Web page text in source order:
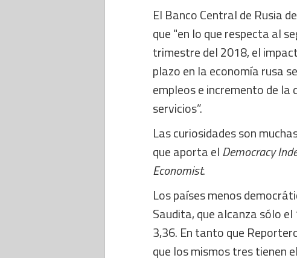
El Banco Central de Rusia
que "en lo que respecta al
trimestre del 2018, el
plazo en la economía rusa
empleos e incremento de la
servicios”.
Las curiosidades son
que aporta elDemocracy
Economist.
Los países menos
Saudita, que alcanza sólo
3,36. En tanto que
que los mismos tres tienen